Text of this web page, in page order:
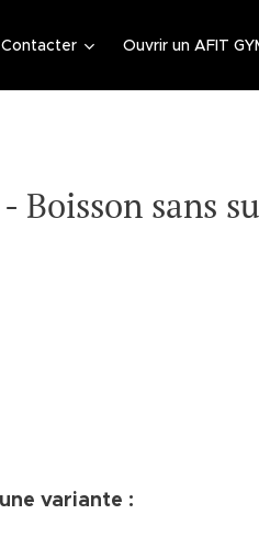
Ouvrir un AFIT
Boisson sans
variante :